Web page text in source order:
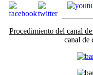
Procedimiento del canal
canal de